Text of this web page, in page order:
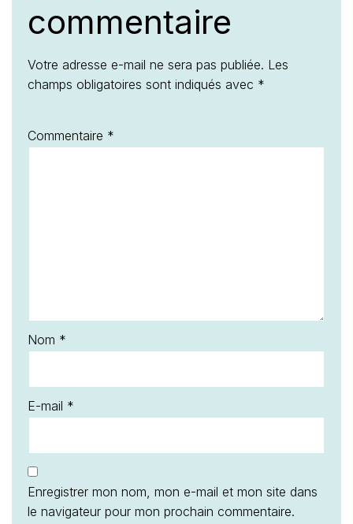
commentaire
Votre adresse e-mail ne sera pas publiée. Les
champs obligatoires sont indiqués avec *
Commentaire *
Nom *
E-mail *
Enregistrer mon nom, mon e-mail et mon site dans
le navigateur pour mon prochain commentaire.